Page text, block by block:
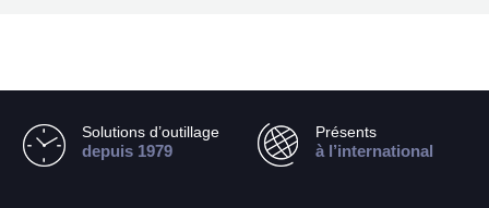
Solutions d’outillage
depuis 1979
Présents
à l’international